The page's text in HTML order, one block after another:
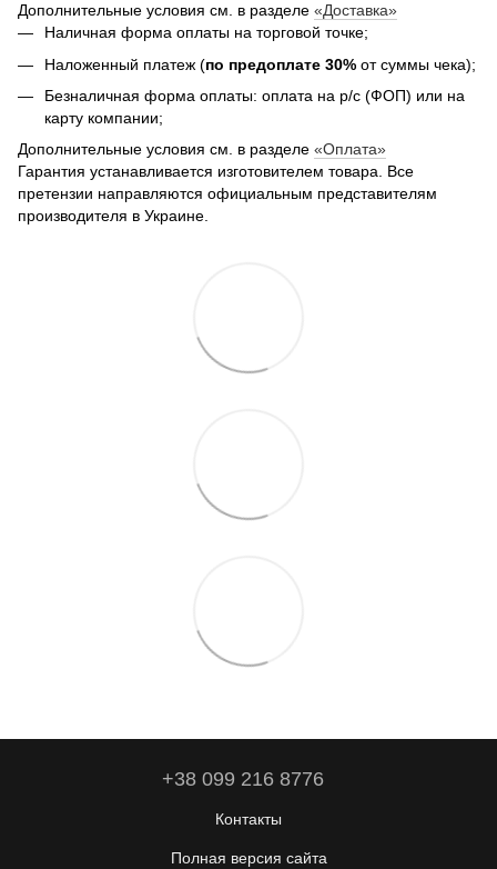
Дополнительные условия см. в разделе «Доставка»
Наличная форма оплаты на торговой точке;
Наложенный платеж (по предоплате 30% от суммы чека);
Безналичная форма оплаты: оплата на р/с (ФОП) или на
карту компании;
Дополнительные условия см. в разделе «Оплата»
Гарантия устанавливается изготовителем товара. Все
претензии направляются официальным представителям
производителя в Украине.
+38 099 216 8776
Контакты
Полная версия сайта